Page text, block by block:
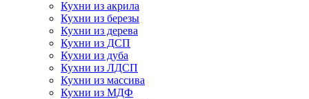
Кухни из акрила
Кухни из березы
Кухни из дерева
Кухни из ДСП
Кухни из дуба
Кухни из ЛДСП
Кухни из массива
Кухни из МДФ